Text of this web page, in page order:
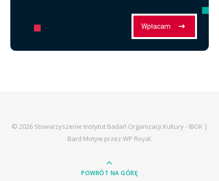
© 2026 Stowarzyszenie Instytut Badań Organizacji Kultury - IBOK |
Bard Motyw przez WP Royal.
POWRÓT NA GÓRĘ